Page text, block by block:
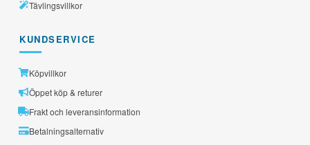
Tävlingsvillkor
KUNDSERVICE
Köpvillkor
Öppet köp & returer
Frakt och leveransinformation
Betalningsalternativ